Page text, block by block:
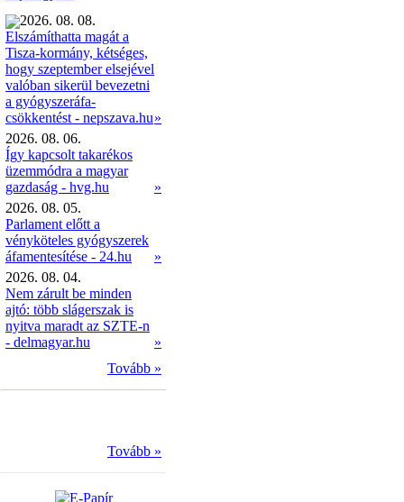
2026. 08. 08.
Elszámíthatta magát a
Tisza-kormány, kétséges,
hogy szeptember elsejével
valóban sikerül bevezetni
a gyógyszeráfa-
csökkentést - nepszava.hu»
2026. 08. 06.
Így kapcsolt takarékos
üzemmódra a magyar
gazdaság - hvg.hu
»
2026. 08. 05.
Parlament előtt a
vényköteles gyógyszerek
áfamentesítése - 24.hu
»
2026. 08. 04.
Nem zárult be minden
ajtó: több slágerszak is
nyitva maradt az SZTE-n
- delmagyar.hu
»
Tovább »
Tovább »